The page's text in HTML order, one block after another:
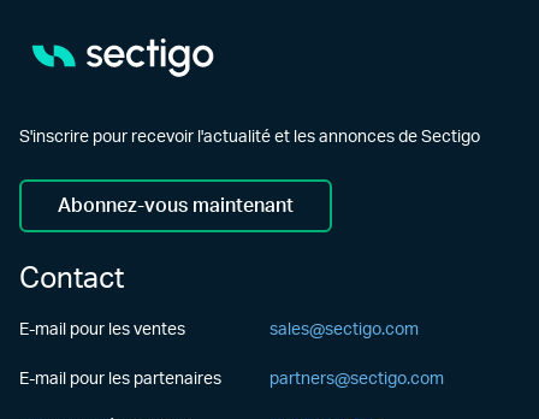
S'inscrire pour recevoir l'actualité et les annonces de Sectigo
Abonnez-vous maintenant
Contact
E-mail pour les ventes sales@sectigo.com
E-mail pour les partenaires partners@sectigo.com